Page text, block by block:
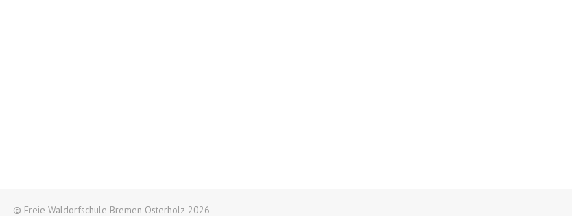
© Freie Waldorfschule Bremen Osterholz 2026